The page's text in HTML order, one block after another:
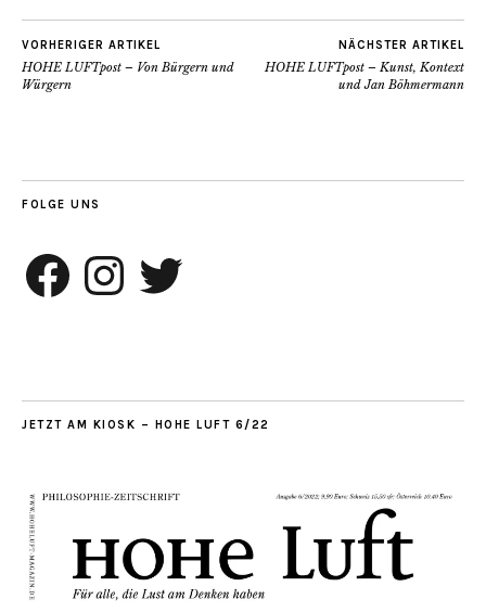
VORHERIGER ARTIKEL
HOHE LUFTpost – Von Bürgern und
Würgern
NÄCHSTER ARTIKEL
HOHE LUFTpost – Kunst, Kontext
und Jan Böhmermann
FOLGE UNS
Facebook InstagramTwitter
JETZT AM KIOSK – HOHE LUFT 6/22